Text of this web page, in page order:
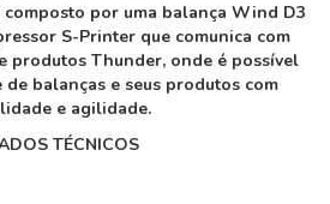
por uma balança Wind D3
S-Printer que comunica com
produtos Thunder, onde é possível
balanças e seus produtos com
e agilidade.
TÉCNICOS